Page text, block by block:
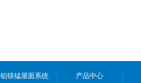
铝镁锰屋面系统 产品中心